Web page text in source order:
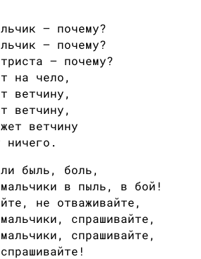
— почему?
— почему?
— почему?
на чело,
ветчину,
ветчину,
ветчину
ничего.
быль, боль,
в пыль, в бой!
не отваживайте,
спрашивайте,
спрашивайте,